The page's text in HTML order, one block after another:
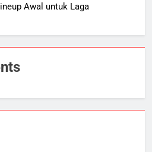
Awal untuk Laga